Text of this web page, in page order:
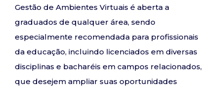
Gestão de Ambientes Virtuais é aberta a
graduados de qualquer área, sendo
especialmente recomendada para profissionais
da educação, incluindo licenciados em diversas
disciplinas e bacharéis em campos relacionados,
que desejem ampliar suas oportunidades